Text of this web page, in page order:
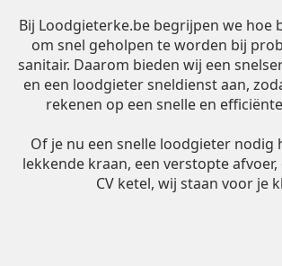
Bij Loodgieterke.be begrijpen we hoe
om snel geholpen te worden bij
sanitair. Daarom bieden wij een
en een loodgieter sneldienst aan,
rekenen op een snelle en
Of je nu een snelle loodgieter nodig
lekkende kraan, een verstopte
CV ketel, wij staan voor je